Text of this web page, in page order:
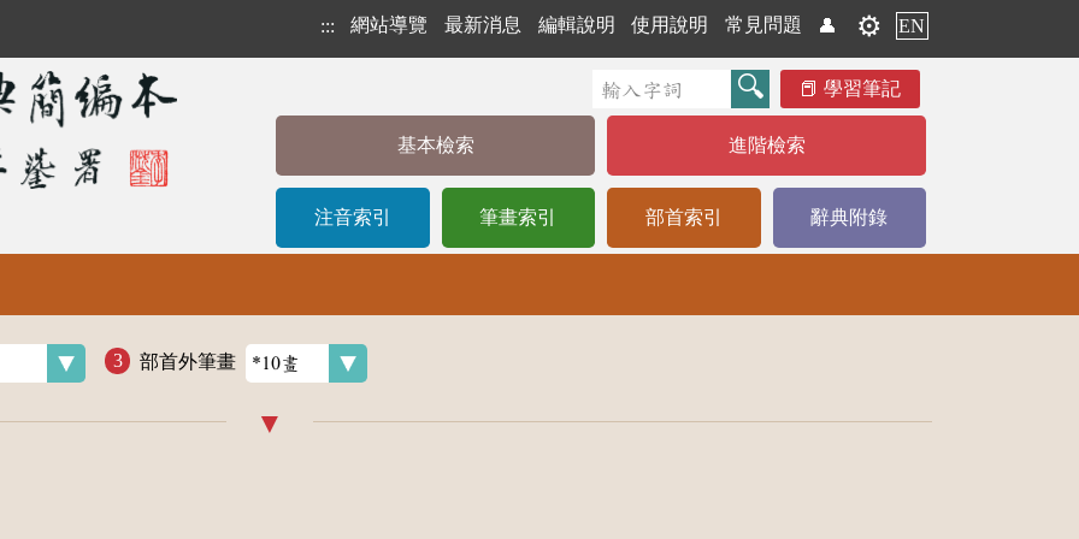
::: 網站導覽 最新消息 編輯說明 使用說明 常見問題 👤 ⚙️ EN
學習筆記
基本檢索 進階檢索
注音索引 筆畫索引 部首索引 辭典附錄
部首外筆畫